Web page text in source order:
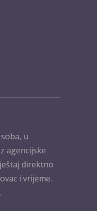
u
agencijske
direktno
i vrijeme.